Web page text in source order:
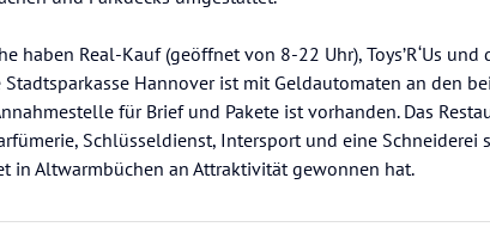
haben Real-Kauf (geöffnet von 8-22 Uhr), Toys’R‘Us und
Hannover ist mit Geldautomaten an den
für Brief und Pakete ist vorhanden. Das
Schlüsseldienst, Intersport und eine Schneiderei
in Altwarmbüchen an Attraktivität gewonnen hat.